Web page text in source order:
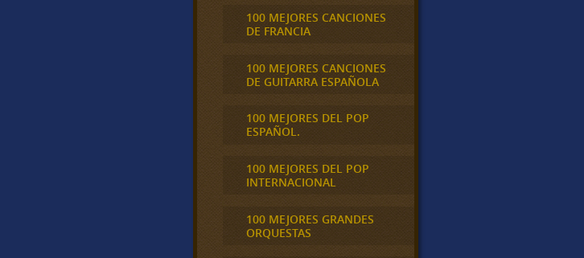
100 MEJORES CANCIONES
DE FRANCIA
100 MEJORES CANCIONES
DE GUITARRA ESPAÑOLA
100 MEJORES DEL POP
ESPAÑOL.
100 MEJORES DEL POP
INTERNACIONAL
100 MEJORES GRANDES
ORQUESTAS